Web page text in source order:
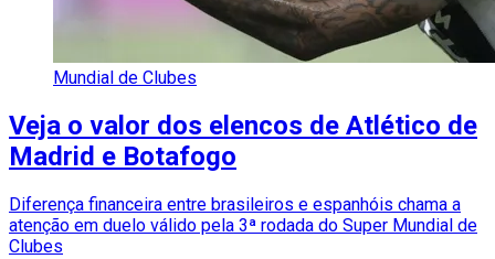
Mundial de Clubes
Veja o valor dos elencos de Atlético de
Madrid e Botafogo
Diferença financeira entre brasileiros e espanhóis chama a
atenção em duelo válido pela 3ª rodada do Super Mundial de
Clubes